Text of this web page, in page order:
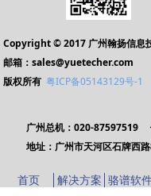
Copyright © 2017 广州翰扬信息
邮箱：sales@yuetecher.com
版权所有 粤ICP备05143129号-1
广州总机：020-87597519
地址：广州市天河区石牌西
首页 解决方案 骆谱软